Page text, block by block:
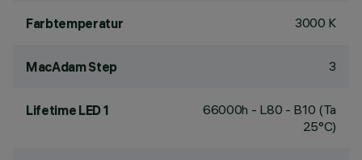
Farbtemperatur 3000 K
MacAdam Step 3
Lifetime LED 1
66000h - L80 - B10 (Ta
25°C)